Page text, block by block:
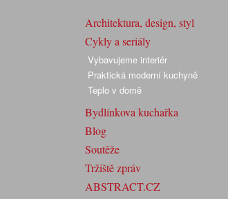
Architektura, design, styl
Cykly a seriály
Vybavujeme interiér
Praktická moderní kuchyně
Teplo v domě
Bydlínkova kuchařka
Blog
Soutěže
Tržiště zpráv
ABSTRACT.CZ